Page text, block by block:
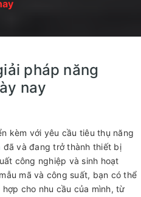
pháp năng
nay
kèm với yêu cầu tiêu thụ năng
đã và đang trở thành thiết bị
công nghiệp và sinh hoạt
mã và công suất, bạn có thể
cho nhu cầu của mình, từ